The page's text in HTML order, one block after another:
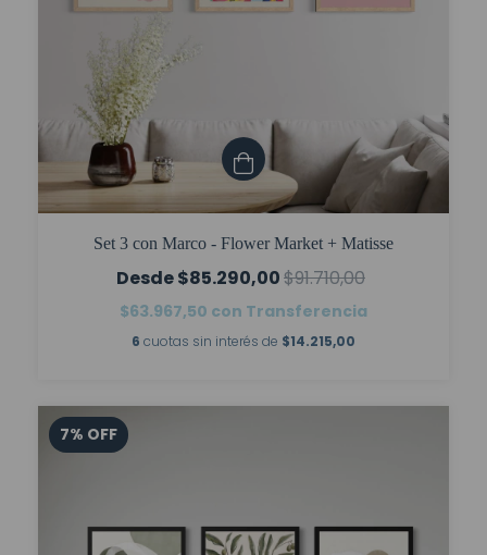
Set 3 con Marco - Flower Market + Matisse
$85.290,00$91.710,00
$63.967,50 con Transferencia
6 cuotas sin interés de $14.215,00
7% OFF